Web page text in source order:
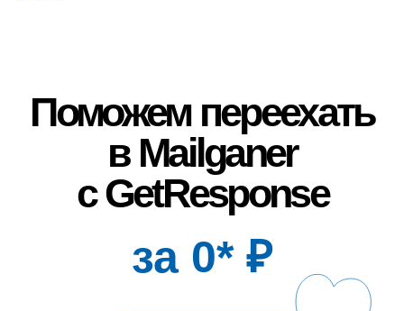
Поможем переехать
в Mailganer
с GetResponse
за 0* ₽